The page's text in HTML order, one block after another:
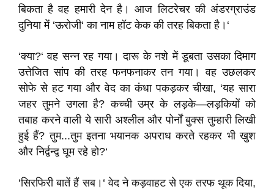
बिकता है वह हमारी देन है। आज लिटरेचर की अंडरग्राउंड
दुनिया में ‘ऊरोजी‘ का नाम हॉट केक की तरह बिकता है।‘
‘क्या?‘ वह सन्न रह गया। दारू के नशे में डूबता उसका दिमाग
उत्तेजित सांप की तरह फनफनाकर तन गया। वह उछलकर
सोफे से हट गया और वेद का कंधा पकड़कर चीखा, ‘यह सारा
जहर तुमने उगला है? कच्ची उम्र के लड़के—लड़कियों को
तबाह करने वाली ये सारी अश्लील और पोर्नों बुक्स तुम्हारी लिखी
हुई हैं? तुम...तुम इतना भयानक अपराध करते रहकर भी खुश
और निर्द्वन्द्व घूम रहे हो?‘
‘सिरफिरी बातें हैं सब।‘ वेद ने कड़वाहट से एक तरफ थूक दिया,